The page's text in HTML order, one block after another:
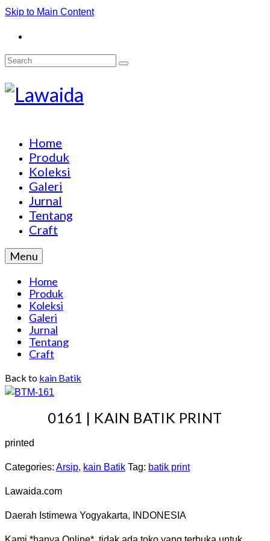
Skip to Main Content
Search
Home
Produk
Koleksi
Galeri
Jurnal
Tentang
Craft
Menu
Home
Produk
Koleksi
Galeri
Jurnal
Tentang
Craft
Back to kain Batik
0161 | KAIN BATIK PRINT
printed
Categories: Arsip, kain Batik Tag: batik print
Lawaida.com
Daerah Istimewa Yogyakarta, INDONESIA